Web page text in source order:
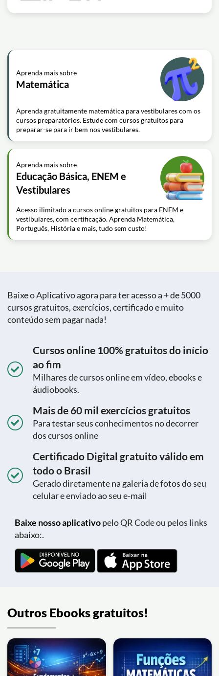
Aprenda mais sobre
Matemática
Aprenda gratuitamente matemática para vestibulares com os
cursos preparatórios. Estude com cursos gratuitos para
preparar-se para ir bem nos vestibulares.
Aprenda mais sobre
Educação Básica, ENEM e
Vestibulares
Acesso ilimitado a cursos online gratuitos para ENEM e
vestibulares, com certificação. Aprenda Matemática,
Português, História e mais, tudo sem custo!
Baixe o Aplicativo agora para ter acesso a + de 5000
cursos gratuitos, exercícios, certificado e muito
conteúdo sem pagar nada!
Cursos online 100% gratuitos do início
ao fim
Milhares de cursos online em vídeo, ebooks e
áudiobooks.
Mais de 60 mil exercícios gratuitos
Para testar seus conhecimentos no decorrer
dos cursos online
Certificado Digital gratuito válido em
todo o Brasil
Gerado diretamente na galeria de fotos do seu
celular e enviado ao seu e-mail
Baixe nosso aplicativopelo QR Code ou pelos links
abaixo:.
Outros Ebooks gratuitos!